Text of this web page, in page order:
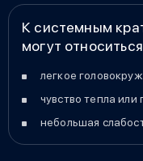
К системным
могут
легкое
чувство тепла или
небольшая